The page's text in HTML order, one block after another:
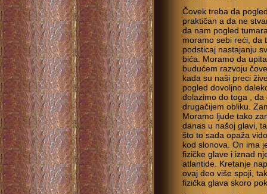
Čovek treba da
praktičan a da ne
da nam pogled
moramo sebi reći, da
podsticaj nastajanju
bića. Moramo da
budućem razvoju
kada su naši preci
pogled dovoljno
dolazimo do toga ,
drugačijem obliku.
Moramo ljude tako
danas u našoj glavi,
što to sada opaža
kod slonova. On ima
fizičke glave i iznad
atlantide. Kretanje
ovaj deo više spoji,
fizička glava skoro